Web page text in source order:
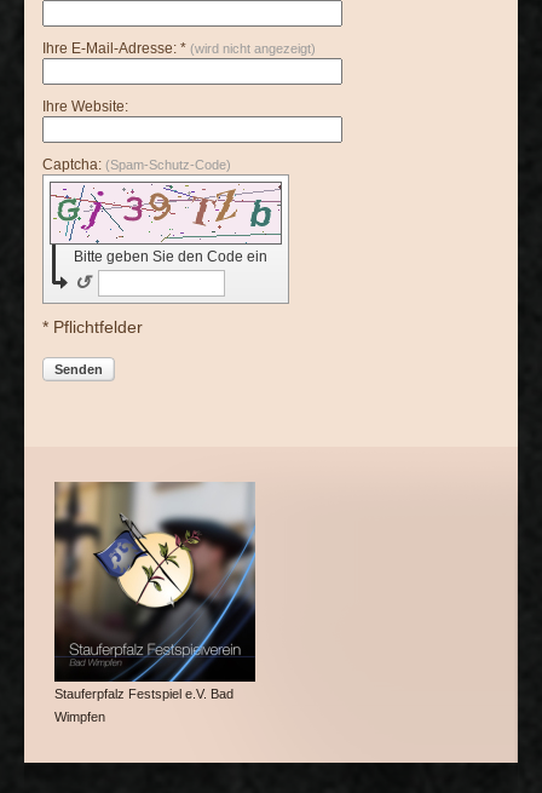
Ihre E-Mail-Adresse: * (wird nicht angezeigt)
Ihre Website:
Captcha: (Spam-Schutz-Code)
Bitte geben Sie den Code ein
↺
* Pflichtfelder
Senden
Stauferpfalz Festspiel e.V. Bad
Wimpfen